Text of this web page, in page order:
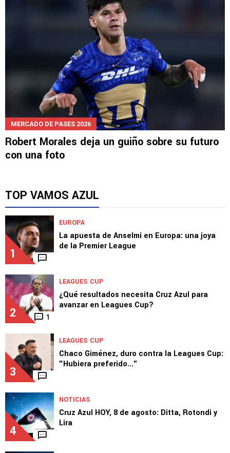
MERCADO DE PASES 2026
Robert Morales deja un guiño sobre su futuro
con una foto
TOP VAMOS AZUL
1
EUROPA
La apuesta de Anselmi en Europa: una joya
de la Premier League
2 1
LEAGUES CUP
¿Qué resultados necesita Cruz Azul para
avanzar en Leagues Cup?
3
LEAGUES CUP
Chaco Giménez, duro contra la Leagues Cup:
"Hubiera preferido..."
4
NOTICIAS
Cruz Azul HOY, 8 de agosto: Ditta, Rotondi y
Lira